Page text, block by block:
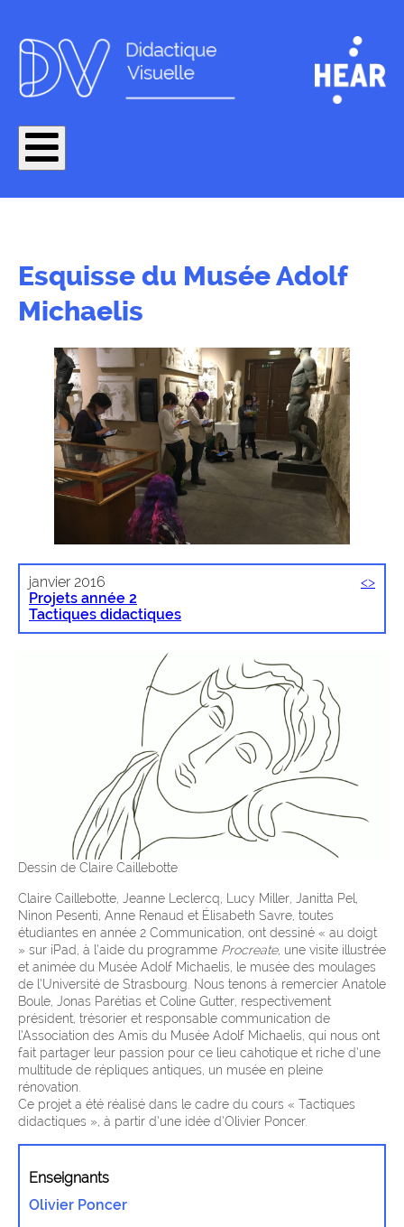
Esquisse du Musée Adolf
Michaelis
janvier 2016
Projets année 2
Tactiques didactiques
<>
Dessin de Claire Caillebotte
Claire Caillebotte, Jeanne Leclercq, Lucy Miller, Janitta Pel,
Ninon Pesenti, Anne Renaud et Élisabeth Savre, toutes
étudiantes en année 2 Communication, ont dessiné « au doigt
» sur iPad, à l’aide du programme Procreate, une visite illustrée
et animée du Musée Adolf Michaelis, le musée des moulages
de l’Université de Strasbourg. Nous tenons à remercier Anatole
Boule, Jonas Parétias et Coline Gutter, respectivement
président, trésorier et responsable communication de
l’Association des Amis du Musée Adolf Michaelis, qui nous ont
fait partager leur passion pour ce lieu cahotique et riche d’une
multitude de répliques antiques, un musée en pleine
rénovation.
Ce projet a été réalisé dans le cadre du cours « Tactiques
didactiques », à partir d’une idée d’Olivier Poncer.
Enseignants
Olivier Poncer